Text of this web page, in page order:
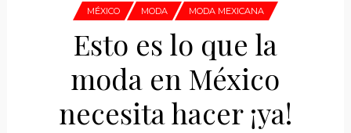
MÉXICO MODA MODA MEXICANA
Esto es lo que la
moda en México
necesita hacer ¡ya!